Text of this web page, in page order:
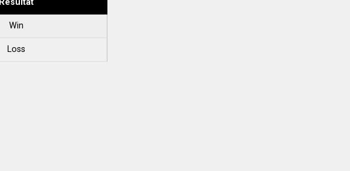
Résultat
Win
Loss